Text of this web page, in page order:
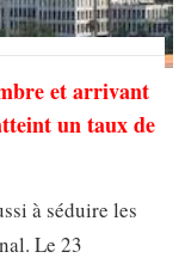
et arrivant
un taux de
à séduire les
Le 23